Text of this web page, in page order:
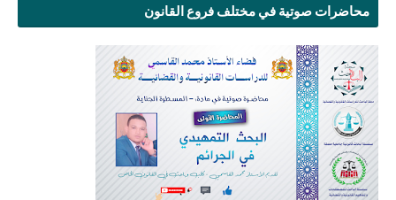
محاضرات صوتية في مختلف فروع القانون